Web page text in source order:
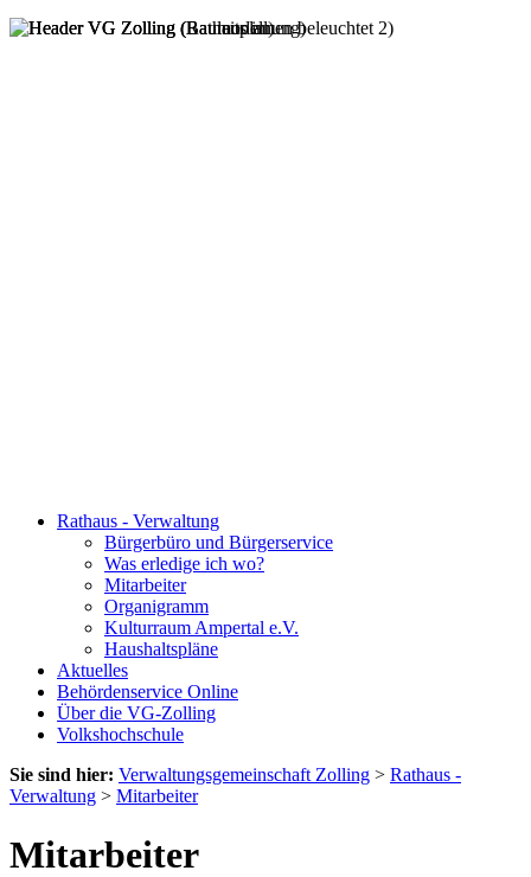
Rathaus - Verwaltung
Bürgerbüro und Bürgerservice
Was erledige ich wo?
Mitarbeiter
Organigramm
Kulturraum Ampertal e.V.
Haushaltspläne
Aktuelles
Behördenservice Online
Über die VG-Zolling
Volkshochschule
Sie sind hier: Verwaltungsgemeinschaft Zolling > Rathaus -
Verwaltung > Mitarbeiter
Mitarbeiter